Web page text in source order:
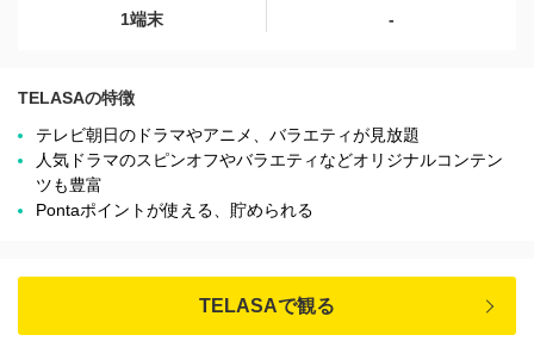
1端末 -
TELASAの特徴
テレビ朝日のドラマやアニメ、バラエティが見放題
人気ドラマのスピンオフやバラエティなどオリジナルコンテン
ツも豊富
Pontaポイントが使える、貯められる
TELASAで観る